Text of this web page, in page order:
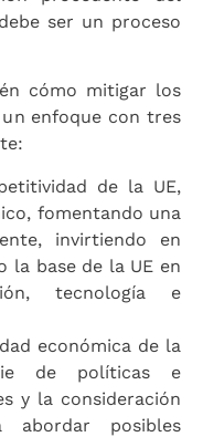
ser un proceso
cómo mitigar los
enfoque con tres
de la UE,
fomentando una
invirtiendo en
la base de la UE en
tecnología e
económica de la
de políticas e
y la consideración
posibles